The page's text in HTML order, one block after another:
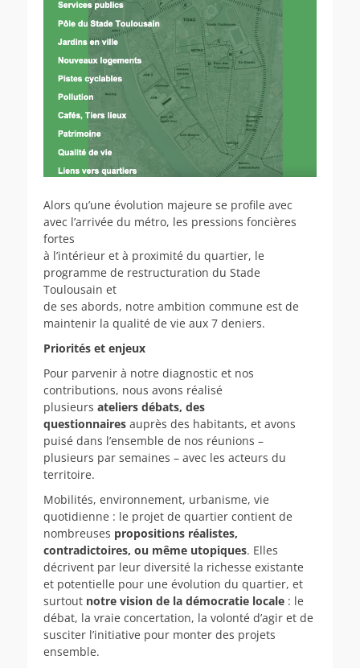
Alors qu’une évolution majeure se profile avec
avec l’arrivée du métro, les pressions foncières
fortes
à l’intérieur et à proximité du quartier, le
programme de restructuration du Stade
Toulousain et
de ses abords, notre ambition commune est de
maintenir la qualité de vie aux 7 deniers.
Priorités et enjeux
Pour parvenir à notre diagnostic et nos
contributions, nous avons réalisé
plusieurs ateliers débats, des
questionnaires auprès des habitants, et avons
puisé dans l’ensemble de nos réunions –
plusieurs par semaines – avec les acteurs du
territoire.
Mobilités, environnement, urbanisme, vie
quotidienne : le projet de quartier contient de
nombreuses propositions réalistes,
contradictoires, ou même utopiques. Elles
décrivent par leur diversité la richesse existante
et potentielle pour une évolution du quartier, et
surtout notre vision de la démocratie locale : le
débat, la vraie concertation, la volonté d’agir et de
susciter l’initiative pour monter des projets
ensemble.